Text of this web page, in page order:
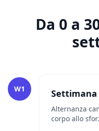
Da 0 a
W1
Alternanza
corpo allo